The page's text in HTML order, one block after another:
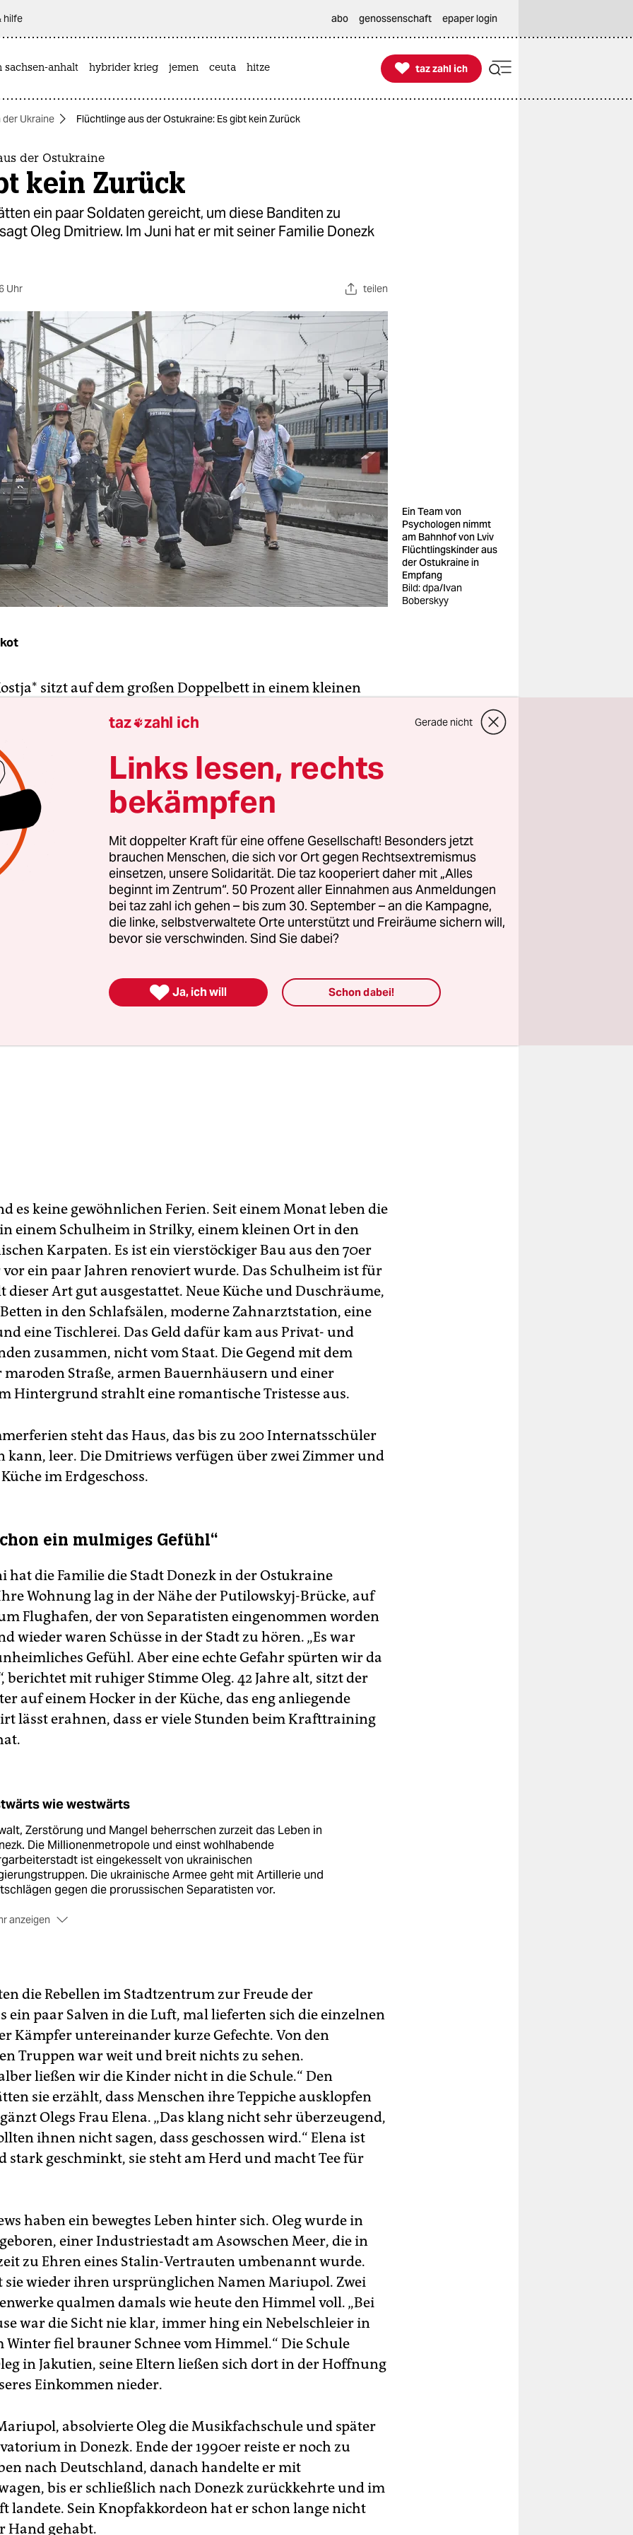
hilfe abo genossenschaft epaper login
sachsen-anhalt hybrider krieg jemen ceuta hitze 
taz zahl ich
taz zahl ich
der Ukraine Flüchtlinge aus der Ostukraine: Es gibt kein Zurück
der Ostukraine
kein Zurück
ein paar Soldaten gereicht, um diese Banditen zu
Oleg Dmitriew. Im Juni hat er mit seiner Familie Donezk
Uhr teilen
Ein Team von
Psychologen nimmt
am Bahnhof von Lviv
Flüchtlingskinder aus
der Ostukraine in
Empfang
Bild: dpa/Ivan
Boberskyy
sitzt auf dem großen Doppelbett in einem kleinen
Bettes stehen zwei kleine Nachttischchen, dazu noch ein
Für mehr reicht der Platz nicht.
ein rotes T-Shirt und Bermudas. Es macht ihm
Spaß, über sein neues Leben zu erzählen. „Es ist schön
Ferien. Es gibt einen Fluss, und wir wandern fast jeden
Da haben wir sogar eine Natter gesehen“, berichtet
Früher hat Familie Dmitriew die Ferien immer am
weg von Donezk mit seiner schlechten Industrieluft,
Kinder Allergie bekamen.
es keine gewöhnlichen Ferien. Seit einem Monat leben die
einem Schulheim in Strilky, einem kleinen Ort in den
Karpaten. Es ist ein vierstöckiger Bau aus den 70er
vor ein paar Jahren renoviert wurde. Das Schulheim ist für
dieser Art gut ausgestattet. Neue Küche und Duschräume,
in den Schlafsälen, moderne Zahnarztstation, eine
eine Tischlerei. Das Geld dafür kam aus Privat- und
zusammen, nicht vom Staat. Die Gegend mit dem
maroden Straße, armen Bauernhäusern und einer
Hintergrund strahlt eine romantische Tristesse aus.
steht das Haus, das bis zu 200 Internatsschüler
kann, leer. Die Dmitriews verfügen über zwei Zimmer und
im Erdgeschoss.
ein mulmiges Gefühl“
hat die Familie die Stadt Donezk in der Ostukraine
Wohnung lag in der Nähe der Putilowskyj-Brücke, auf
Flughafen, der von Separatisten eingenommen worden
wieder waren Schüsse in der Stadt zu hören. „Es war
Gefühl. Aber eine echte Gefahr spürten wir da
berichtet mit ruhiger Stimme Oleg. 42 Jahre alt, sitzt der
auf einem Hocker in der Küche, das eng anliegende
lässt erahnen, dass er viele Stunden beim Krafttraining
wie westwärts
Zerstörung und Mangel beherrschen zurzeit das Leben in
Die Millionenmetropole und einst wohlhabende
ist eingekesselt von ukrainischen
Die ukrainische Armee geht mit Artillerie und
gegen die prorussischen Separatisten vor.
anzeigen
den Flüchtlingsstatus oder zeitweiliges politisches Asyl
hätten. Die Gesamtzahl der aus der Ostukraine
liegt nach Angaben dieser Behörde bei rund einer
Million Menschen. Eine unabhängige Bestätigung dafür gibt
54.000 Menschen sind laut UNO-Angaben vom 27. Juni
der Ukraine auf der Flucht vor der Gewalt. Genaue
gibt es auch hier nicht, da viele bei Verwandten und
unterkommen.
die Rebellen im Stadtzentrum zur Freude der
ein paar Salven in die Luft, mal lieferten sich die einzelnen
Kämpfer untereinander kurze Gefechte. Von den
Truppen war weit und breit nichts zu sehen.
ließen wir die Kinder nicht in die Schule.“ Den
sie erzählt, dass Menschen ihre Teppiche ausklopfen
Olegs Frau Elena. „Das klang nicht sehr überzeugend,
ihnen nicht sagen, dass geschossen wird.“ Elena ist
stark geschminkt, sie steht am Herd und macht Tee für
haben ein bewegtes Leben hinter sich. Oleg wurde in
einer Industriestadt am Asowschen Meer, die in
zu Ehren eines Stalin-Vertrauten umbenannt wurde.
sie wieder ihren ursprünglichen Namen Mariupol. Zwei
qualmen damals wie heute den Himmel voll. „Bei
war die Sicht nie klar, immer hing ein Nebelschleier in
Winter fiel brauner Schnee vom Himmel.“ Die Schule
in Jakutien, seine Eltern ließen sich dort in der Hoffnung
Einkommen nieder.
absolvierte Oleg die Musikfachschule und später
in Donezk. Ende der 1990er reiste er noch zu
nach Deutschland, danach handelte er mit
bis er schließlich nach Donezk zurückkehrte und im
landete. Sein Knopfakkordeon hat er schon lange nicht
Hand gehabt.
taz zahl ich Gerade nicht
Links lesen, rechts
bekämpfen
Mit doppelter Kraft für eine offene Gesellschaft! Besonders jetzt
brauchen Menschen, die sich vor Ort gegen Rechtsextremismus
einsetzen, unsere Solidarität. Die taz kooperiert daher mit „Alles
beginnt im Zentrum“. 50 Prozent aller Einnahmen aus Anmeldungen
bei taz zahl ich gehen – bis zum 30. September – an die Kampagne,
die linke, selbstverwaltete Orte unterstützt und Freiräume sichern will,
bevor sie verschwinden. Sind Sie dabei?
 Ja, ich will Schon dabei!